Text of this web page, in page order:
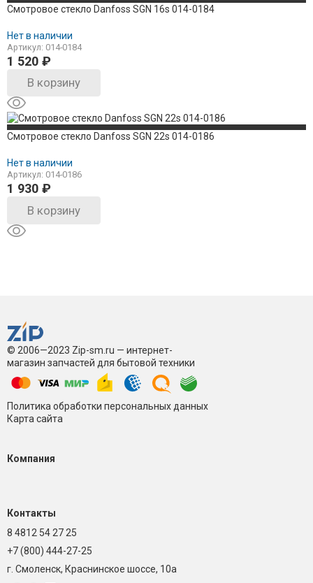
Смотровое стекло Danfoss SGN 16s 014-0184
Нет в наличии
Артикул: 014-0184
1 520 ₽
В корзину
Смотровое стекло Danfoss SGN 22s 014-0186
Нет в наличии
Артикул: 014-0186
1 930 ₽
В корзину
© 2006—2023 Zip-sm.ru — интернет-
магазин запчастей для бытовой техники
Политика обработки персональных данных
Карта сайта
Компания
Контакты
8 4812 54 27 25
+7 (800) 444-27-25
г. Смоленск, Краснинское шоссе, 10а